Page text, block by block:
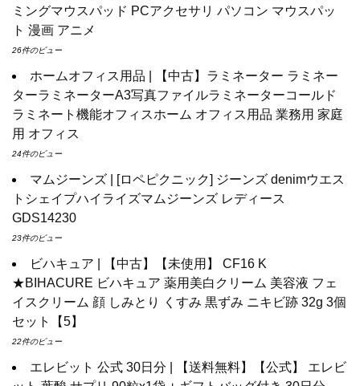
ミングマウスパッド PCアクセサリ パソコン マウスパッ
ト 漫画 アニメ
26件のビュー
ホームオフィス用品 | 【中古】ラミネーター ラミネー
ターラミネーターA3写真ファイルラミネーターコールド
ラミネート機能オフィスホーム オフィス用品 業務用 家庭
用 オフィス
24件のビュー
マムジーンズ | [ロペピクニック] ジーンズ denimウエス
トシェイプハイライズマムジーンズ レディース
GDS14230
23件のビュー
ビハキュア | 【中古】【未使用】 CF16 K
★BIHACURE ビハキュア 薬用美白クリーム 美容液 フェ
イスクリーム 顔 しみとり くすみ 黒ずみ ニキビ跡 32g 3個
セット【5】
22件のビュー
エレビット 公式 30日分 | 【送料無料】【公式】 エレビ